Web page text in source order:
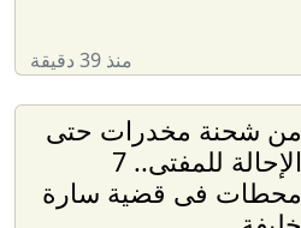
منذ 39 دقيقة
من شحنة مخدرات حتى
الإحالة للمفتى.. 7
محطات فى قضية سارة